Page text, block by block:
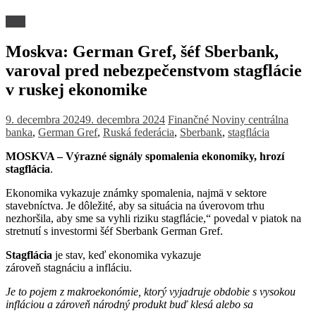
Moskva: German Gref, šéf Sberbank,
varoval pred nebezpečenstvom stagflácie
v ruskej ekonomike
9. decembra 20249. decembra 2024 Finančné Noviny centrálna
banka, German Gref, Ruská federácia, Sberbank, stagflácia
MOSKVA – Výrazné signály spomalenia ekonomiky, hrozí
stagflácia.
Ekonomika vykazuje známky spomalenia, najmä v sektore
stavebníctva. Je dôležité, aby sa situácia na úverovom trhu
nezhoršila, aby sme sa vyhli riziku stagflácie,“ povedal v piatok na
stretnutí s investormi šéf Sberbank German Gref.
Stagflácia je stav, keď ekonomika vykazuje
zároveň stagnáciu a infláciu.
Je to pojem z makroekonómie, ktorý vyjadruje obdobie s vysokou
infláciou a zároveň národný produkt buď klesá alebo sa